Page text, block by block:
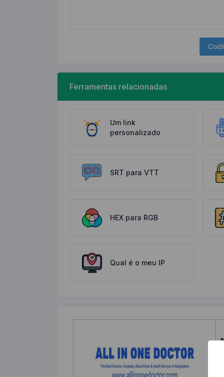
Ferramentas relacionadas
Um link
personalizado
SRT para VTT
HEX para RGB
Qual é o meu IP